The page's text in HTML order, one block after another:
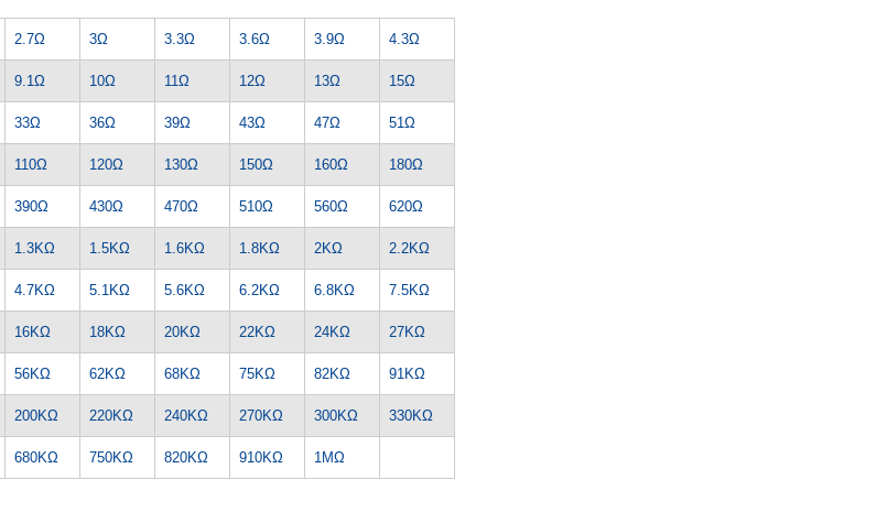
2.7Ω 3Ω 3.3Ω 3.6Ω 3.9Ω 4.3Ω
9.1Ω 10Ω 11Ω 12Ω 13Ω 15Ω
33Ω 36Ω 39Ω 43Ω 47Ω 51Ω
110Ω 120Ω 130Ω 150Ω 160Ω 180Ω
390Ω 430Ω 470Ω 510Ω 560Ω 620Ω
1.3KΩ 1.5KΩ 1.6KΩ 1.8KΩ 2KΩ 2.2KΩ
4.7KΩ 5.1KΩ 5.6KΩ 6.2KΩ 6.8KΩ 7.5KΩ
16KΩ 18KΩ 20KΩ 22KΩ 24KΩ 27KΩ
56KΩ 62KΩ 68KΩ 75KΩ 82KΩ 91KΩ
200KΩ 220KΩ 240KΩ 270KΩ 300KΩ 330KΩ
680KΩ 750KΩ 820KΩ 910KΩ
1MΩ